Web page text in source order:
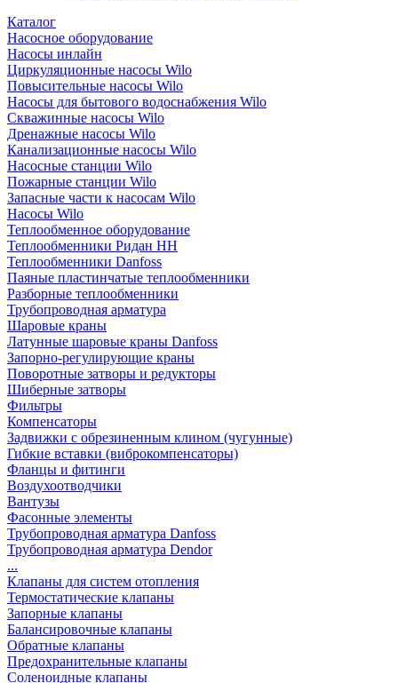
Каталог
Насосное оборудование
Насосы инлайн
Циркуляционные насосы Wilo
Повысительные насосы Wilo
Насосы для бытового водоснабжения Wilo
Скважинные насосы Wilo
Дренажные насосы Wilo
Канализационные насосы Wilo
Насосные станции Wilo
Пожарные станции Wilo
Запасные части к насосам Wilo
Насосы Wilo
Теплообменное оборудование
Теплообменники Ридан НН
Теплообменники Danfoss
Паяные пластинчатые теплообменники
Разборные теплообменники
Трубопроводная арматура
Шаровые краны
Латунные шаровые краны Danfoss
Запорно-регулирующие краны
Поворотные затворы и редукторы
Шиберные затворы
Фильтры
Компенсаторы
Задвижки с обрезиненным клином (чугунные)
Гибкие вставки (виброкомпенсаторы)
Фланцы и фитинги
Воздухоотводчики
Вантузы
Фасонные элементы
Трубопроводная арматура Danfoss
Трубопроводная арматура Dendor
...
Клапаны для систем отопления
Термостатические клапаны
Запорные клапаны
Балансировочные клапаны
Обратные клапаны
Предохранительные клапаны
Соленоидные клапаны